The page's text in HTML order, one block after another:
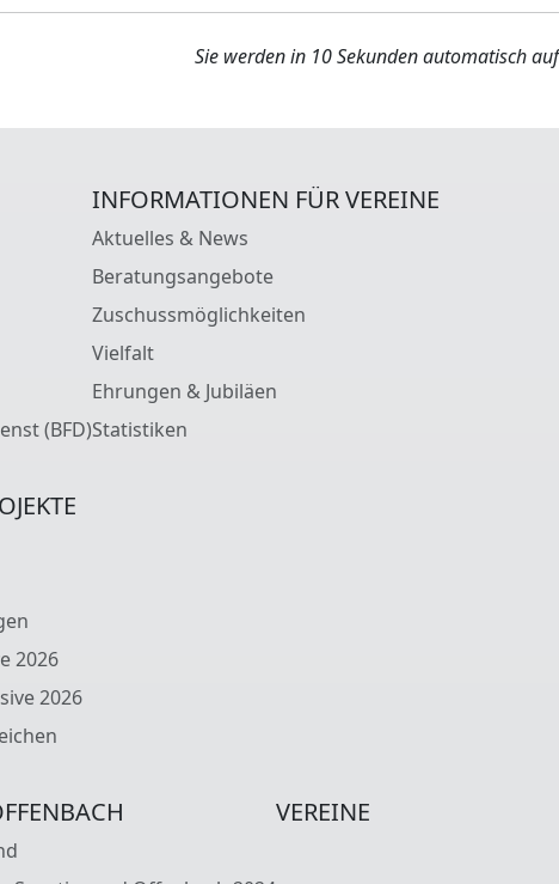
Sie werden in 10 Sekunden automatisch
(BFD)
INFORMATIONEN FÜR VEREINE
Aktuelles & News
Beratungsangebote
Zuschussmöglichkeiten
Vielfalt
Ehrungen & Jubiläen
Statistiken
2026
2026
VEREINE